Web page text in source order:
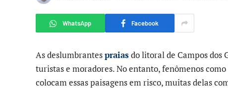
WhatsApp Facebook
As deslumbrantespraiasdo litoral de Campos dos
turistas e moradores. No entanto, fenômenos
colocam essas paisagens em risco, muitas delas